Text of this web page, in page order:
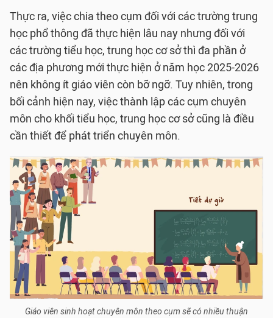
Thực ra, việc chia theo cụm đối với các trường trung
học phổ thông đã thực hiện lâu nay nhưng đối với
các trường tiểu học, trung học cơ sở thì đa phần ở
các địa phương mới thực hiện ở năm học 2025-2026
nên không ít giáo viên còn bỡ ngỡ. Tuy nhiên, trong
bối cảnh hiện nay, việc thành lập các cụm chuyên
môn cho khối tiểu học, trung học cơ sở cũng là điều
cần thiết để phát triển chuyên môn.
Giáo viên sinh hoạt chuyên môn theo cụm sẽ có nhiều thuận